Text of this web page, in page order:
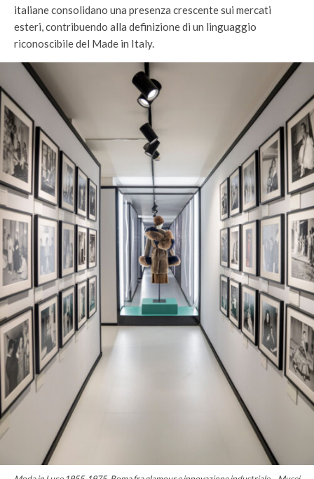
italiane consolidano una presenza crescente sui mercati
esteri, contribuendo alla definizione di un linguaggio
riconoscibile del Made in Italy.